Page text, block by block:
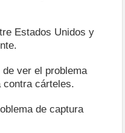
Estados Unidos y
ver el problema
contra cárteles.
de captura